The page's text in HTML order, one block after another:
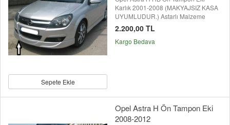
Sepete Ekle
Karlık 2001-2008 (MAKYAJSIZ KASA
UYUMLUDUR.) Astarlı Malzeme
2.200,00 TL
Kargo Bedava
Opel Astra H Ön Tampon Eki
2008-2012